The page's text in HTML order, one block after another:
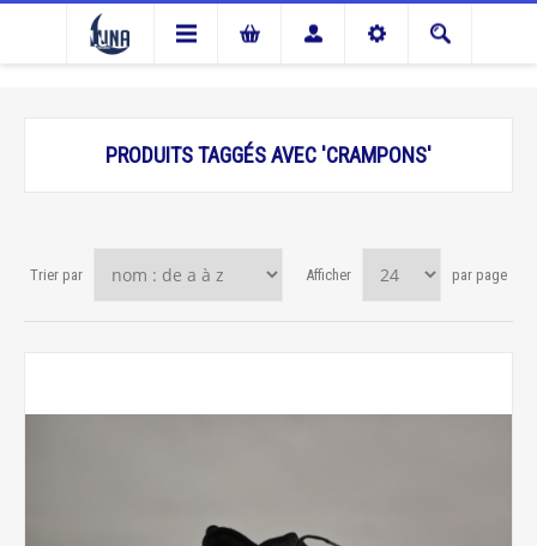
PRODUITS TAGGÉS AVEC 'CRAMPONS'
Trier par Afficher par page